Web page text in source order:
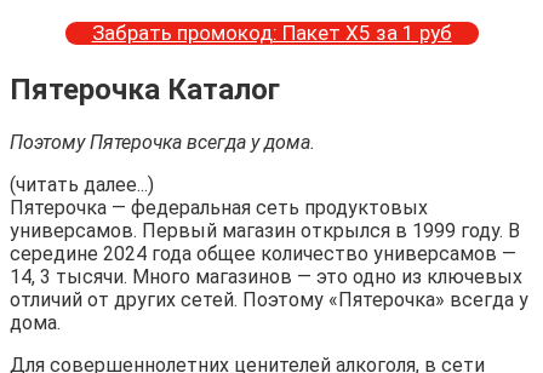
Забрать промокод: Пакет Х5 за 1 руб
Пятерочка Каталог
Поэтому Пятерочка всегда у дома.
(читать далее...)
Пятерочка — федеральная сеть продуктовых
универсамов. Первый магазин открылся в 1999 году. В
середине 2024 года общее количество универсамов —
14, 3 тысячи. Много магазинов — это одно из ключевых
отличий от других сетей. Поэтому «Пятерочка» всегда у
дома.
Для совершеннолетних ценителей алкоголя, в сети